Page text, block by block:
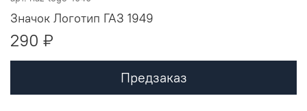
Значок Логотип ГАЗ 1949
290 ₽
Предзаказ